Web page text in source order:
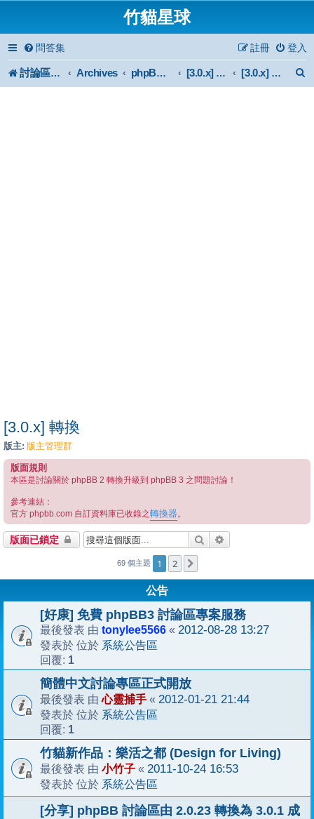
竹貓星球
問答集 登入
註冊
討論區首頁 Archives phpBB 3.0.x Forum Archive [3.0.x] Support [3.0.x] 轉換
[3.0.x] 轉換
版主: 版主管理群
版面規則
本區是討論關於 phpBB 2 轉換升級到 phpBB 3 之問題討論！
參考連結：
官方 phpbb.com 自訂資料庫已收錄之轉換器。
版面已鎖定 搜尋
69 個主題 1 2
公告
[好康] 免費 phpBB3 討論區專案服務
最後發表 由 tonylee5566 « 2012-08-28 13:27
發表於 位於 系統公告區
回覆: 1
簡體中文討論專區正式開放
最後發表 由心靈捕手 « 2012-01-21 21:44
發表於 位於 系統公告區
回覆: 1
竹貓新作品：樂活之都 (Design for Living)
最後發表 由 小竹子 « 2011-10-24 16:53
發表於 位於 系統公告區
[分享] phpBB 討論區由 2.0.23 轉換為 3.0.1 成